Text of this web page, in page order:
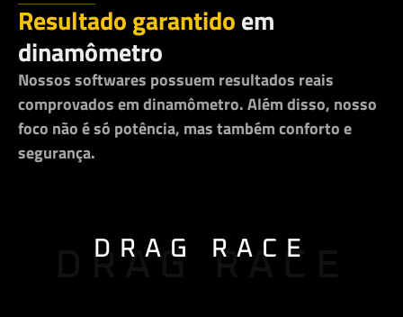
Resultado garantidoem
dinamômetro
Nossos softwares possuem resultados reais
comprovados em dinamômetro. Além disso, nosso
foco não é só potência, mas também conforto e
segurança.
DRAG RACE
DRAG RACE